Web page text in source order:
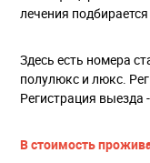
лечения
Здесь есть номера
полулюкс и люкс.
Регистрация выезда
В стоимость